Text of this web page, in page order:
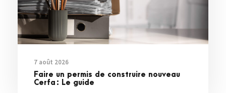
7 août 2026
Faire un permis de construire nouveau
Cerfa : Le guide